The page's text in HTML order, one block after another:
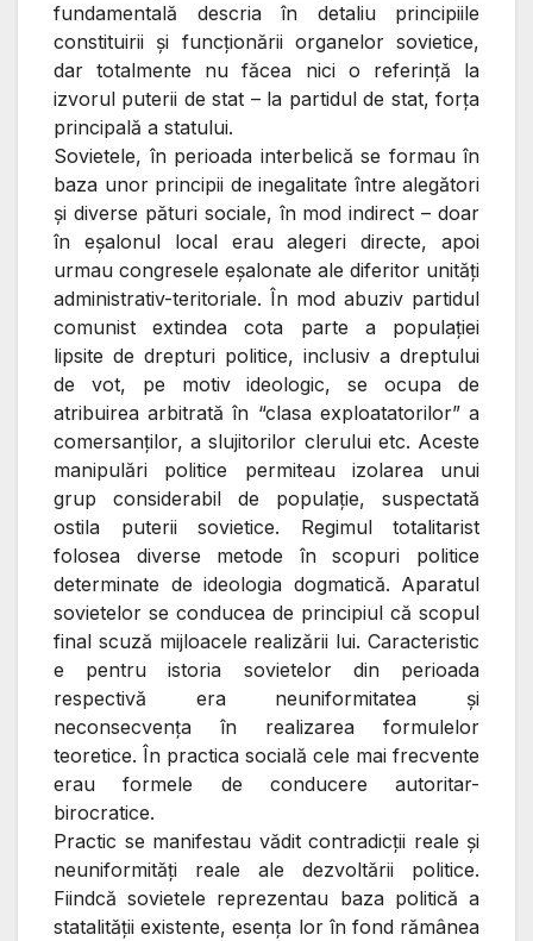
fundamentală descria în detaliu principiile
constituirii şi funcţionării organelor sovietice,
dar totalmente nu făcea nici o referinţă la
izvorul puterii de stat – la partidul de stat, forţa
principală a statului.
Sovietele, în perioada interbelică se formau în
baza unor principii de inegalitate între alegători
şi diverse pături sociale, în mod indirect – doar
în eşalonul local erau alegeri directe, apoi
urmau congresele eşalonate ale diferitor unităţi
administrativ-teritoriale. În mod abuziv partidul
comunist extindea cota parte a populaţiei
lipsite de drepturi politice, inclusiv a dreptului
de vot, pe motiv ideologic, se ocupa de
atribuirea arbitrată în “clasa exploatatorilor” a
comersanţilor, a slujitorilor clerului etc. Aceste
manipulări politice permiteau izolarea unui
grup considerabil de populaţie, suspectată
ostila puterii sovietice. Regimul totalitarist
folosea diverse metode în scopuri politice
determinate de ideologia dogmatică. Aparatul
sovietelor se conducea de principiul că scopul
final scuză mijloacele realizării lui. Caracteristic
e pentru istoria sovietelor din perioada
respectivă era neuniformitatea şi
neconsecvenţa în realizarea formulelor
teoretice. În practica socială cele mai frecvente
erau formele de conducere autoritar-
birocratice.
Practic se manifestau vădit contradicţii reale şi
neuniformităţi reale ale dezvoltării politice.
Fiindcă sovietele reprezentau baza politică a
statalităţii existente, esenţa lor în fond rămânea